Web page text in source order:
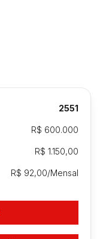
2551
R$ 600.000
R$ 1.150,00
R$ 92,00/Mensal